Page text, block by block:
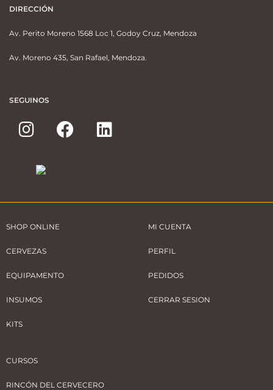
DIRECCIÓN
Av. Perito Moreno 1568 Loc 1, Godoy Cruz, Mendoza
Av. Moreno 435, San Rafael, Mendoza.
SEGUINOS
SHOP ONLINE
CERVEZAS
EQUIPAMENTO
INSUMOS
KITS
MI CUENTA
PERFIL
PEDIDOS
CERRAR SESION
CURSOS
RINCÓN DEL CERVECERO